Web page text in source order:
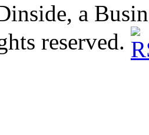
a
reserved.